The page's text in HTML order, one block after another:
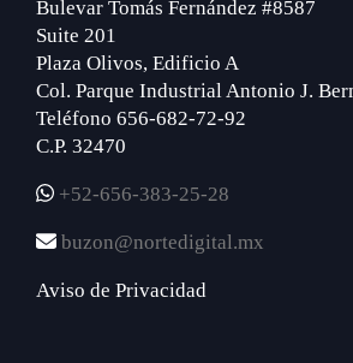
Bulevar Tomás Fernández #8587
Suite 201
Plaza Olivos, Edificio A
Col. Parque Industrial Antonio J.
Teléfono 656-682-72-92
C.P. 32470
+52-656-383-25-28
buzon@nortedigital.mx
Aviso de Privacidad